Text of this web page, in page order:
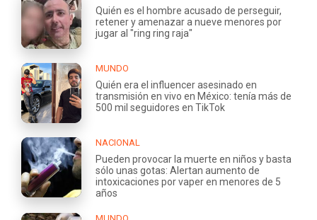
Quién es el hombre acusado de perseguir,
retener y amenazar a nueve menores por
jugar al "ring ring raja"
MUNDO
Quién era el influencer asesinado en
transmisión en vivo en México: tenía más de
500 mil seguidores en TikTok
NACIONAL
Pueden provocar la muerte en niños y basta
sólo unas gotas: Alertan aumento de
intoxicaciones por vaper en menores de 5
años